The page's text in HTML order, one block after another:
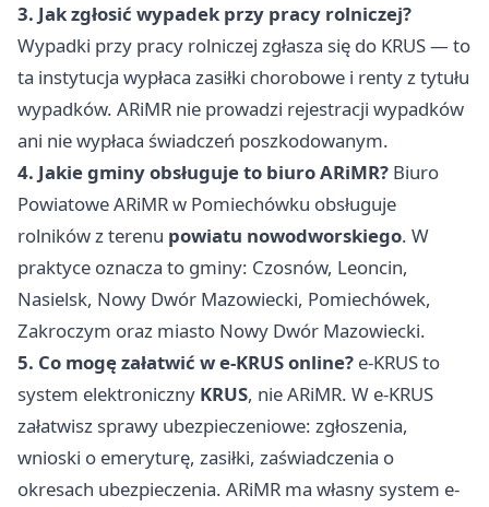
3. Jak zgłosić wypadek przy pracy rolniczej?
Wypadki przy pracy rolniczej zgłasza się do KRUS — to
ta instytucja wypłaca zasiłki chorobowe i renty z tytułu
wypadków. ARiMR nie prowadzi rejestracji wypadków
ani nie wypłaca świadczeń poszkodowanym.
4. Jakie gminy obsługuje to biuro ARiMR? Biuro
Powiatowe ARiMR w Pomiechówku obsługuje
rolników z terenu powiatu nowodworskiego. W
praktyce oznacza to gminy: Czosnów, Leoncin,
Nasielsk, Nowy Dwór Mazowiecki, Pomiechówek,
Zakroczym oraz miasto Nowy Dwór Mazowiecki.
5. Co mogę załatwić w e-KRUS online? e-KRUS to
system elektroniczny KRUS, nie ARiMR. W e-KRUS
załatwisz sprawy ubezpieczeniowe: zgłoszenia,
wnioski o emeryturę, zasiłki, zaświadczenia o
okresach ubezpieczenia. ARiMR ma własny system e-